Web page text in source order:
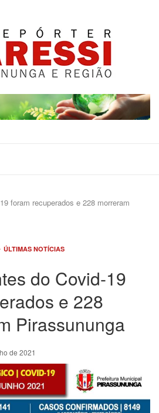
foram recuperados e 228 morreram
ÚLTIMAS NOTÍCIAS
do Covid-19
e 228
Pirassununga
de 2021